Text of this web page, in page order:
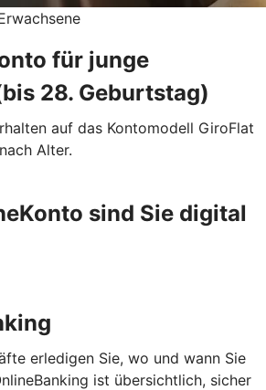
für junge
28. Geburtstag)
auf das Kontomodell GiroFlat
Alter.
sind Sie digital
erledigen Sie, wo und wann Sie
ist übersichtlich, sicher